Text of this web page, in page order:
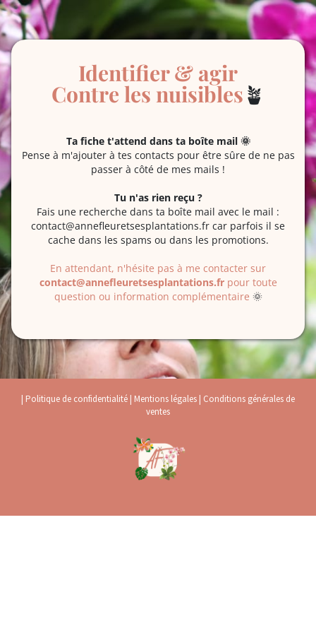
Identifier & agir
Contre les nuisibles🪴
Ta fiche t'attend dans ta boîte mail 🌞
Pense à m'ajouter à tes contacts pour être sûre de ne pas
passer à côté de mes mails !
Tu n'as rien reçu ?
Fais une recherche dans ta boîte mail avec le mail :
contact@annefleuretsesplantations.fr car parfois il se
cache dans les spams ou dans les promotions.
En attendant, n'hésite pas à me contacter sur
contact@annefleuretsesplantations.frpour toute
question ou information complémentaire 🌞
| Politique de confidentialité | Mentions légales | Conditions générales de
ventes